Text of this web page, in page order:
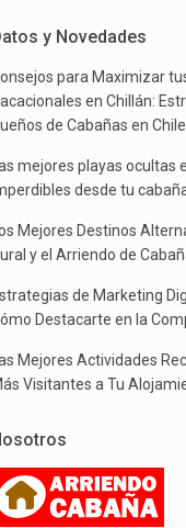
y Novedades
para Maximizar
en Chillán:
de Cabañas en Chile
mejores playas ocultas
desde tu
Mejores Destinos
y el Arriendo de
de Marketing
Destacarte en la
Mejores Actividades
Visitantes a Tu